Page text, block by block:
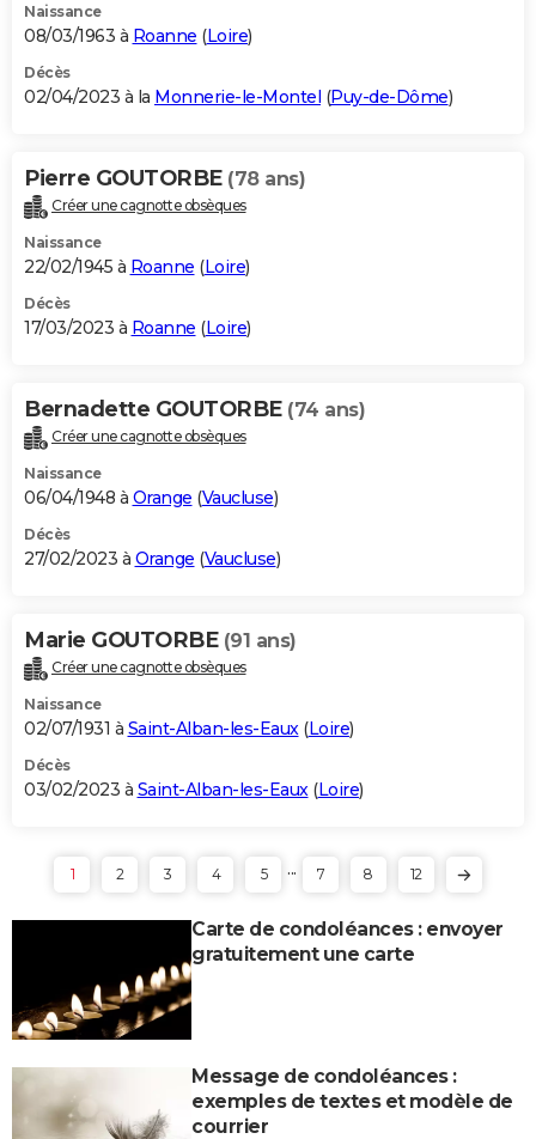
Naissance
08/03/1963 à Roanne (Loire)
Décès
02/04/2023 à la Monnerie-le-Montel (Puy-de-Dôme)
Pierre GOUTORBE (78 ans)
Créer une cagnotte obsèques
Naissance
22/02/1945 à Roanne (Loire)
Décès
17/03/2023 à Roanne (Loire)
Bernadette GOUTORBE (74 ans)
Créer une cagnotte obsèques
Naissance
06/04/1948 à Orange (Vaucluse)
Décès
27/02/2023 à Orange (Vaucluse)
Marie GOUTORBE (91 ans)
Créer une cagnotte obsèques
Naissance
02/07/1931 à Saint-Alban-les-Eaux (Loire)
Décès
03/02/2023 à Saint-Alban-les-Eaux (Loire)
1 2 3 4 5 ... 7 8 12
Carte de condoléances : envoyer
gratuitement une carte
Message de condoléances :
exemples de textes et modèle de
courrier